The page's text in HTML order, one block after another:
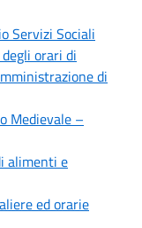
Servizi Sociali
orari di
di
Medievale –
alimenti e
ed orarie